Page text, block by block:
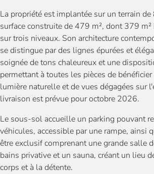
La propriété est implantée sur un terrain
surface construite de 479 m², dont 379
sur trois niveaux. Son architecture
se distingue par des lignes épurées et
soignée de tons chaleureux et une
permettant à toutes les pièces de
lumière naturelle et de vues dégagées sur
livraison est prévue pour octobre 2026.
Le sous-sol accueille un parking pouvant
véhicules, accessible par une rampe, ainsi
être exclusif comprenant une grande salle
bains privative et un sauna, créant un lieu
corps et à la détente.